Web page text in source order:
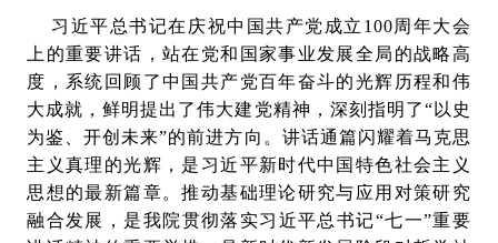
习近平总书记在庆祝中国共产党成立100周年大会
上的重要讲话，站在党和国家事业发展全局的战略高
度，系统回顾了中国共产党百年奋斗的光辉历程和伟
大成就，鲜明提出了伟大建党精神，深刻指明了“以史
为鉴、开创未来”的前进方向。讲话通篇闪耀着马克思
主义真理的光辉，是习近平新时代中国特色社会主义
思想的最新篇章。推动基础理论研究与应用对策研究
融合发展，是我院贯彻落实习近平总书记“七一”重要